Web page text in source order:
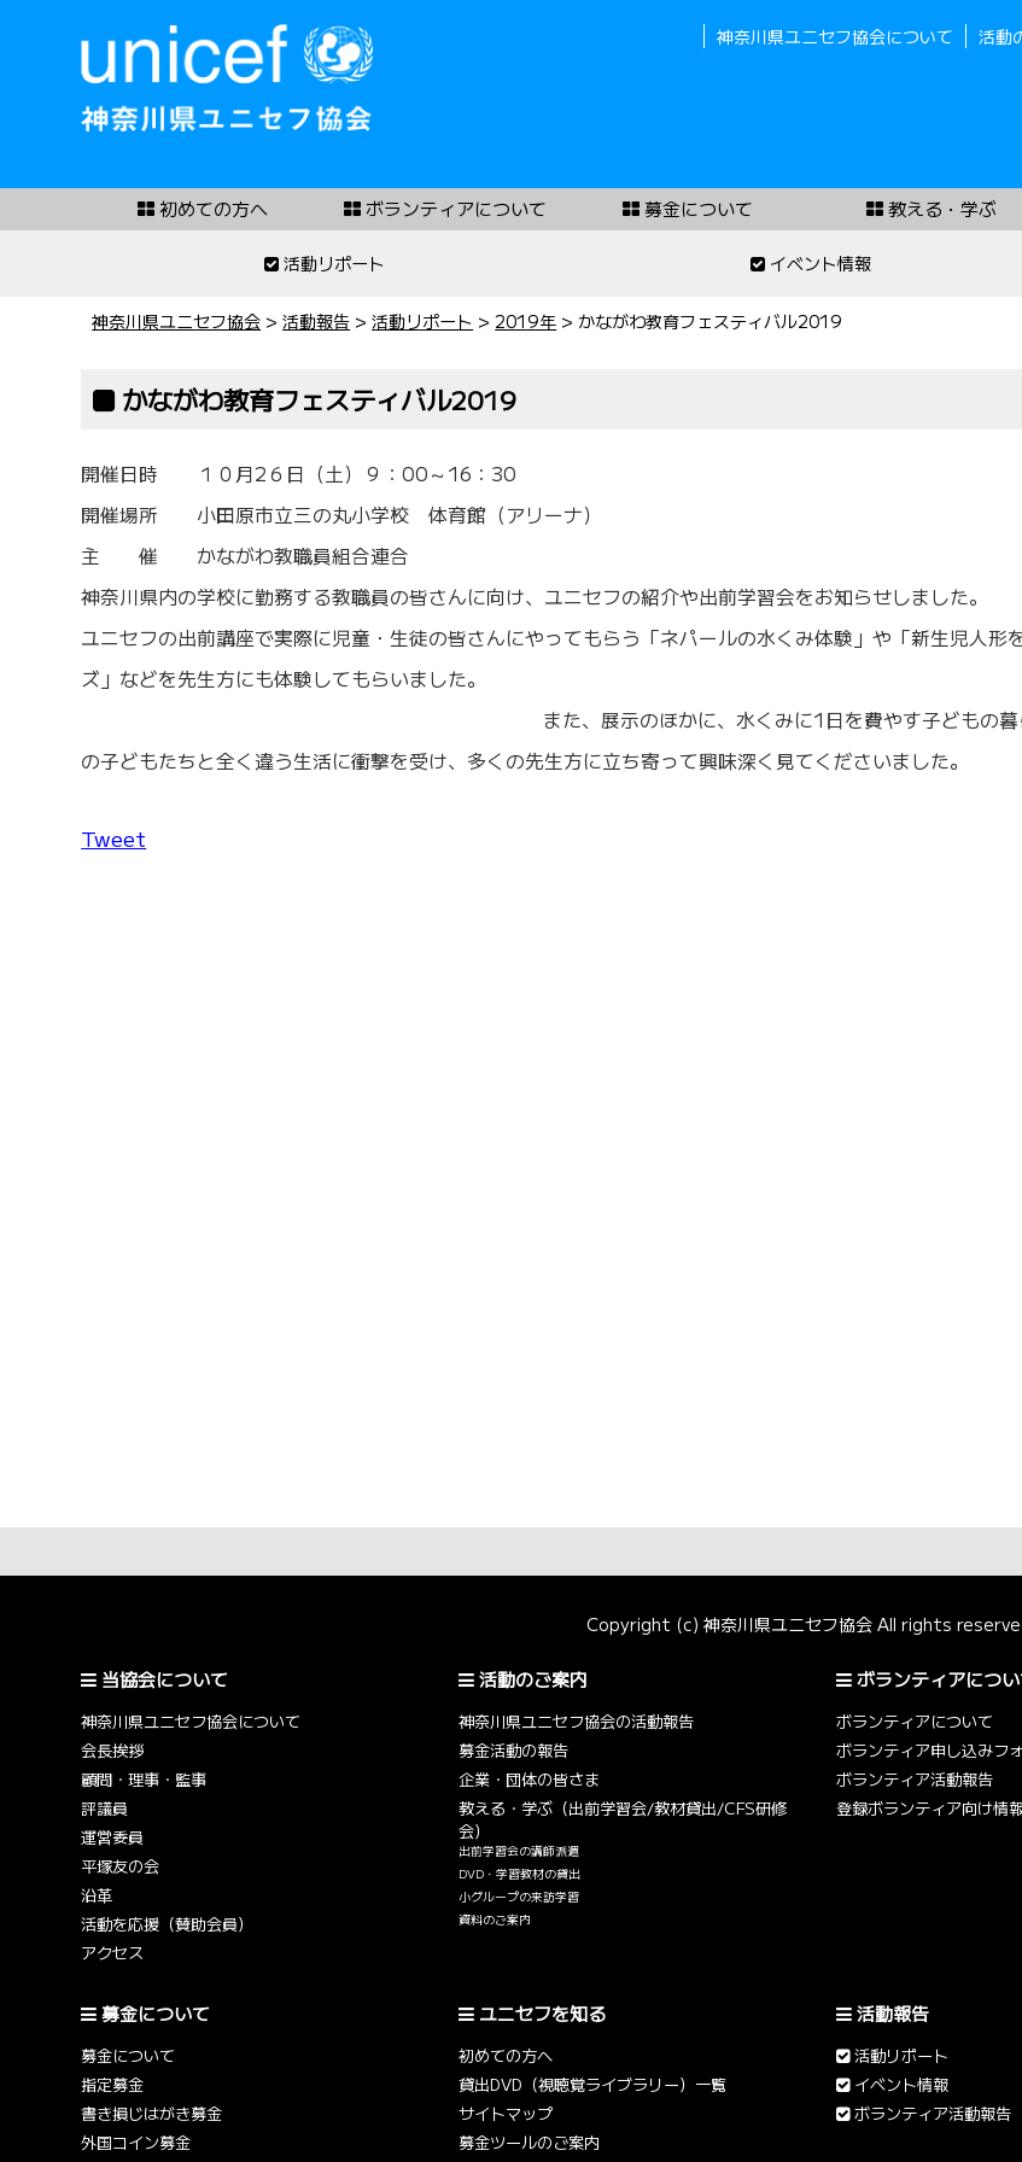
神奈川県ユニセフ協会について 活動
初めての方へ ボランティアについて 募金について 教える・学ぶ
活動リポート イベント情報
神奈川県ユニセフ協会 >活動報告 >活動リポート >2019年 > かながわ教育フェスティバル2019
かながわ教育フェスティバル2019
開催日時 １０月2６日（土） ９：00～16：30
開催場所 小田原市立三の丸小学校 体育館（アリーナ）
主 催 かながわ教職員組合連合
神奈川県内の学校に勤務する教職員の皆さんに向け、ユニセフの紹介や出前学習会をお知らせしました。
ユニセフの出前講座で実際に児童・生徒の皆さんにやってもらう「ネパールの水くみ体験」や「新生児人
ズ」などを先生方にも体験してもらいました。
また、展示のほかに、水くみに1日を費やす子どもの
の子どもたちと全く違う生活に衝撃を受け、多くの先生方に立ち寄って興味深く見てくださいました。
Tweet
Copyright (c) 神奈川県ユニセフ協会 All rights
当協会について
神奈川県ユニセフ協会について
会長挨拶
顧問・理事・監事
評議員
運営委員
平塚友の会
沿革
活動を応援（賛助会員）
アクセス
活動のご案内
神奈川県ユニセフ協会の活動報告
募金活動の報告
企業・団体の皆さま
教える・学ぶ（出前学習会/教材貸出/CFS研修
会）
出前学習会の講師派遣
DVD・学習教材の貸出
小グループの来訪学習
資料のご案内
ボランティアにつ
ボランティアについて
ボランティア申し込みフ
ボランティア活動報告
登録ボランティア向け情
募金について
募金について
指定募金
書き損じはがき募金
外国コイン募金
ユニセフを知る
初めての方へ
貸出DVD（視聴覚ライブラリー）一覧
サイトマップ
募金ツールのご案内
活動報告
活動リポート
イベント情報
ボランティア活動報告